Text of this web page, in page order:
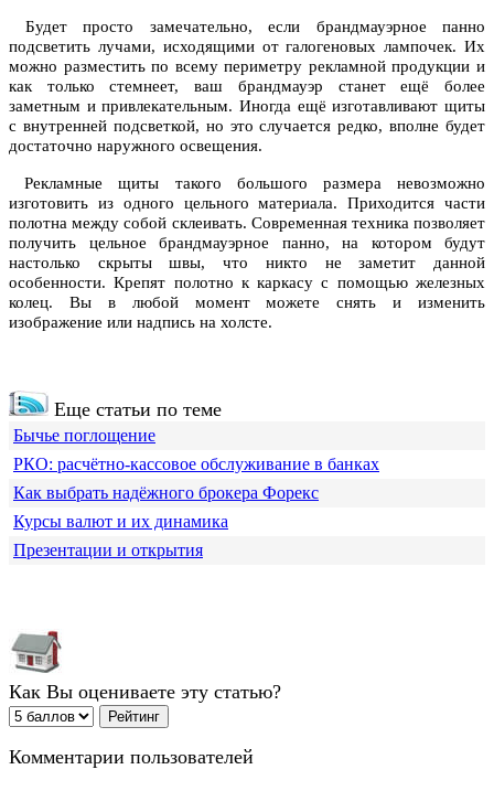
Будет просто замечательно, если брандмауэрное панно
подсветить лучами, исходящими от галогеновых лампочек. Их
можно разместить по всему периметру рекламной продукции и
как только стемнеет, ваш брандмауэр станет ещё более
заметным и привлекательным. Иногда ещё изготавливают щиты
с внутренней подсветкой, но это случается редко, вполне будет
достаточно наружного освещения.
Рекламные щиты такого большого размера невозможно
изготовить из одного цельного материала. Приходится части
полотна между собой склеивать. Современная техника позволяет
получить цельное брандмауэрное панно, на котором будут
настолько скрыты швы, что никто не заметит данной
особенности. Крепят полотно к каркасу с помощью железных
колец. Вы в любой момент можете снять и изменить
изображение или надпись на холсте.
Еще статьи по теме
Бычье поглощение
РКО: расчётно-кассовое обслуживание в банках
Как выбрать надёжного брокера Форекс
Курсы валют и их динамика
Презентации и открытия
Как Вы оцениваете эту статью?
Комментарии пользователей